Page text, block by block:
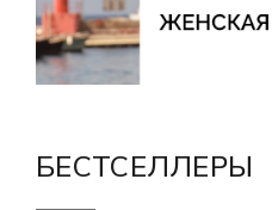
БЕСТСЕЛЛЕРЫ